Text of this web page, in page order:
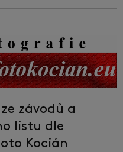
závodů a
listu dle
Kocián